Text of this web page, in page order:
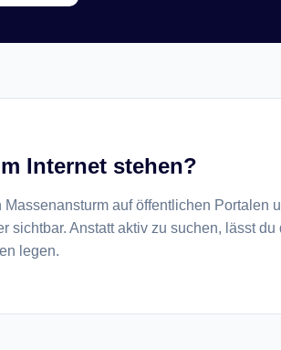
Internet stehen?
auf öffentlichen Portalen
Anstatt aktiv zu suchen, lässt du
legen.